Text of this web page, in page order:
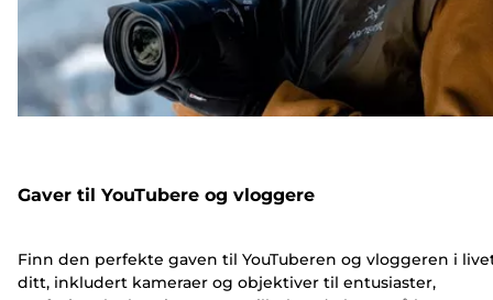
Gaver til YouTubere og vloggere
Finn den perfekte gaven til YouTuberen og vloggeren i
ditt, inkludert kameraer og objektiver til entusiaster,